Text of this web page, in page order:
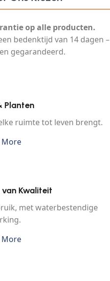
op alle producten.
bedenktijd van 14 dagen –
gegarandeerd.
Planten
ruimte tot leven brengt.
More
Kwaliteit
met waterbestendige
More